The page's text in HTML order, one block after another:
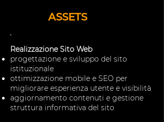
ASSETS
Realizzazione Sito Web
progettazione e sviluppo del sito
istituzionale
ottimizzazione mobile e SEO per
migliorare esperienza utente e visibilità
aggiornamento contenuti e gestione
struttura informativa del sito